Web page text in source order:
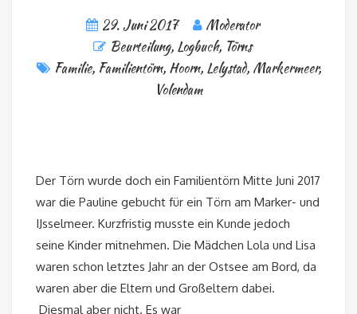
29. Juni 2017
Moderator
Beurteilung, Logbuch, Törns
Familie, Familientörn, Hoorn, Lelystad, Markermeer,
Volendam
Der Törn wurde doch ein Familientörn Mitte Juni 2017
war die Pauline gebucht für ein Törn am Marker- und
IJsselmeer. Kurzfristig musste ein Kunde jedoch
seine Kinder mitnehmen. Die Mädchen Lola und Lisa
waren schon letztes Jahr an der Ostsee am Bord, da
waren aber die Eltern und Großeltern dabei.
Diesmal aber nicht. Es war